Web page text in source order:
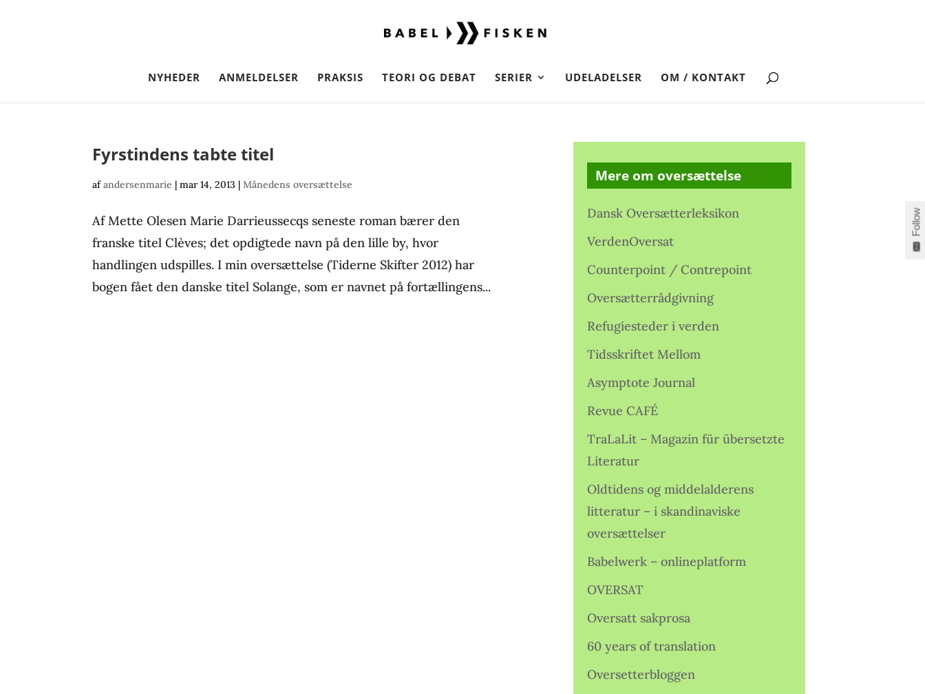
NYHEDER ANMELDELSER PRAKSIS TEORI OG DEBAT SERIER UDELADELSER OM / KONTAKT
Fyrstindens tabte titel
afandersenmarie |mar 14, 2013 |Månedens oversættelse
Af Mette Olesen Marie Darrieussecqs seneste roman bærer den
franske titel Clèves; det opdigtede navn på den lille by, hvor
handlingen udspilles. I min oversættelse (Tiderne Skifter 2012) har
bogen fået den danske titel Solange, som er navnet på fortællingens...
Mere om oversættelse
Dansk Oversætterleksikon
VerdenOversat
Counterpoint / Contrepoint
Oversætterrådgivning
Refugiesteder i verden
Tidsskriftet Mellom
Asymptote Journal
Revue CAFÉ
TraLaLit – Magazin für übersetzte
Literatur
Oldtidens og middelalderens
litteratur – i skandinaviske
oversættelser
Babelwerk – onlineplatform
OVERSAT
Oversatt sakprosa
60 years of translation
Oversetterbloggen
Follow